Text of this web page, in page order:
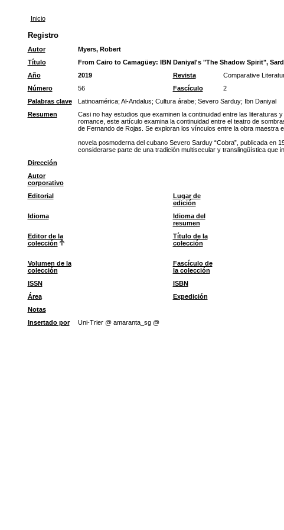
Inicio
Registro
Autor
Myers, Robert
Título
From Cairo to Camagüey: IBN Daniyal's "The Shadow Spirit",
Año
2019 Revista Comparative
Número
56 Fascículo 2
Palabras clave
Latinoamérica; Al-Andalus; Cultura árabe; Severo Sarduy; Ibn Daniyal
Resumen
Casi no hay estudios que examinen la continuidad entre las literaturas
romance, este artículo examina la continuidad entre el teatro de
de Fernando de Rojas. Se exploran los vínculos entre la obra maestra
novela posmoderna del cubano Severo Sarduy “Cobra”, publicada en
considerarse parte de una tradición multisecular y translingüística que
Dirección
Autor
corporativo
Editorial
Lugar de
edición
Idioma
Idioma del
resumen
Editor de la
colección
Título de la
colección
Volumen de la
colección
Fascículo de
la colección
ISSN ISBN
Área
Expedición
Notas
Insertado por
Uni-Trier @ amaranta_sg @